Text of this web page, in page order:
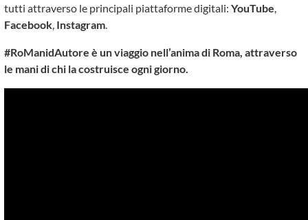
tutti attraverso le principali piattaforme digitali: YouTube
Facebook Instagram
#RoManidAutore è un viaggio nell’anima di Roma, attraverso
le mani di chi la costruisce ogni giorno.